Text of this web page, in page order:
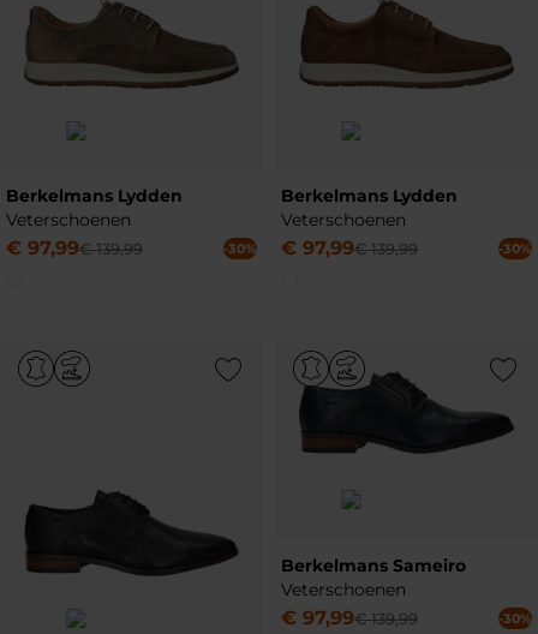
Berkelmans Lydden
Veterschoenen
€ 97,99€ 139,99 -30%
Berkelmans Lydden
Veterschoenen
€ 97,99€ 139,99 -30%
Add to Wishlist Add to
Berkelmans Sameiro
Veterschoenen
€ 97,99€ 139,99 -30%